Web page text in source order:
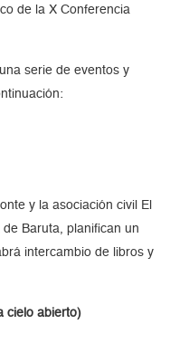
de la X Conferencia
serie de eventos y
y la asociación civil El
Baruta, planifican un
intercambio de libros y
cielo abierto)